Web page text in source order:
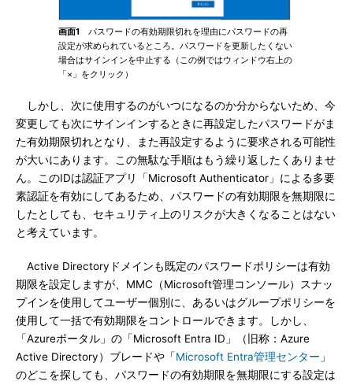
画面1 パスワードの有効期限切れを理由にパスワードの再
設定が求められているところ。パスワードを更新したくない
場合はサインインを中止する（この例ではウィンドウ右上の
「×」をクリック）
しかし、次に使用するのがいつになるのか分からないため、今
変更しても次にサインインするときに再設定したパスワードがま
た有効期限切れとなり、また再設定するように要求される可能性
が大いにあります。この無駄な手順はもう繰り返したくありませ
ん。このIDは認証アプリ「Microsoft Authenticator」による多要
素認証を有効にしてあるため、パスワードの有効期限を無期限に
したとしても、セキュリティ上のリスクが大きくなることはない
と考えています。
Active Directoryドメインも既定のパスワードポリシーは有効
期限を設定しますが、MMC（Microsoft管理コンソール）スナッ
プインを使用してユーザー個別に、あるいはグループポリシーを
使用して一括で有効期限をコントロールできます。しかし、
「Azureポータル」の「Microsoft Entra ID」（旧称：Azure
Active Directory）ブレードや「Microsoft Entra管理センター 」
のどこを探しても、パスワードの有効期限を無期限にする設定は